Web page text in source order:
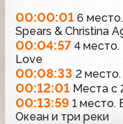
00:00:01 6
Spears & Christina
00:04:57 4 место.
Love
00:08:33 2
00:12:01 Места с
00:13:59 1 место.
Океан и три реки